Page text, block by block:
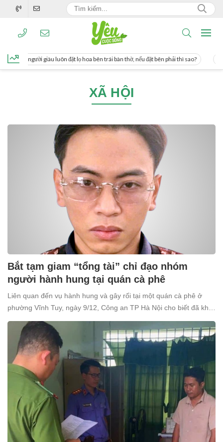
người giàu luôn đặt lọ hoa bên trái bàn thờ, nếu đặt bên phải thì sao?
XÃ HỘI
Bắt tạm giam “tổng tài” chỉ đạo nhóm
người hành hung tại quán cà phê
Liên quan đến vụ hành hung và gây rối tại một quán cà phê ở
phường Vĩnh Tuy, ngày 9/12, Công an TP Hà Nội cho biết đã khởi
tố và bắt tạm giam Nguyễn Văn Thiên (SN 1998, trú tại xã Ô
Diên, Hà Nội) để điều tra về tội “Gây rối trật tự công cộng”.